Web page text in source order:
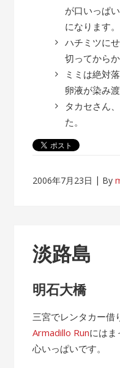
が口いっぱ
になります。
ハチミツに
切ってから
ミミは絶対
卵液が染み渡
タカセさん
た。
2006年7月23日 By
淡路島
明石大橋
三宮でレンタカー借
Armadillo Runにはま
心いっぱいです。